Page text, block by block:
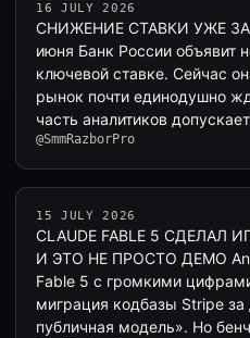
16 JULY 2026
СНИЖЕНИЕ СТАВКИ УЖЕ
июня Банк России объявит
ключевой ставке. Сейчас
рынок почти единодушно
часть аналитиков
@SmmRazborPro
15 JULY 2026
CLAUDE FABLE 5
И ЭТО НЕ ПРОСТО ДЕМО
Fable 5 с громкими
миграция кодбазы Stripe
публичная модель». Но